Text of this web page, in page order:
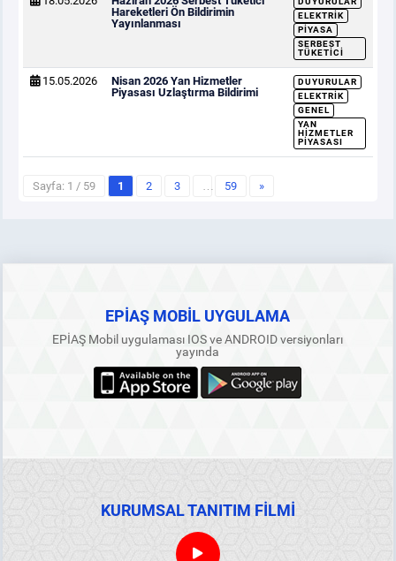
Hareketleri Ön Bildirimin
Yayınlanması
ELEKTRIK
PIYASA
SERBEST
TÜKETICI
15.05.2026
Nisan 2026 Yan Hizmetler
Piyasası Uzlaştırma Bildirimi
DUYURULAR
ELEKTRIK
GENEL
YAN
HIZMETLER
PIYASASI
Sayfa: 1 / 59 1 2 3 … 59 »
EPİAŞ MOBİL UYGULAMA
EPİAŞ Mobil uygulaması IOS ve ANDROID versiyonları
yayında
KURUMSAL TANITIM FİLMİ